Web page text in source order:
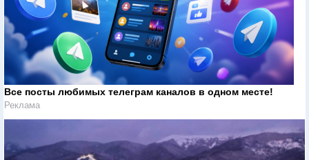
Все посты любимых телеграм каналов в одном месте!
Реклама